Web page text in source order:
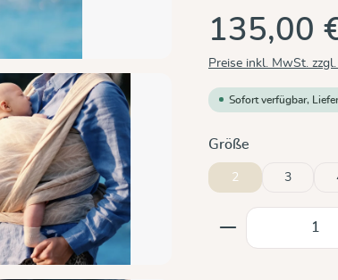
135,00
Preise inkl. MwSt.
Sofort verfügbar,
Größe
2 3
Produkt